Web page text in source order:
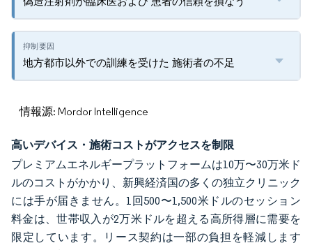
地方都市以外での訓練を受けた 施術者の不足
情報源: Mordor Intelligence
高いデバイス・施術コストがアクセスを制限
プレミアムエネルギープラットフォームは10万〜30万米ド
ルのコストがかかり、新興経済国の多くの独立クリニック
には手が届きません。1回500〜1,500米ドルのセッション
料金は、世帯収入が2万米ドルを超える高所得層に需要を
限定しています。リース契約は一部の負担を軽減します